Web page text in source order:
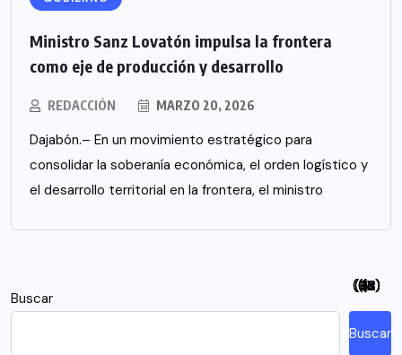
Ministro Sanz Lovatón impulsa la frontera
como eje de producción y desarrollo
REDACCIÓN MARZO 20, 2026
Dajabón.– En un movimiento estratégico para
consolidar la soberanía económica, el orden logístico y
el desarrollo territorial en la frontera, el ministro
Buscar
Buscar
(5)
(26)
(21)
(12)
(7)
(94)
(48)
(115)
(26)
(18)
(2)
(6)